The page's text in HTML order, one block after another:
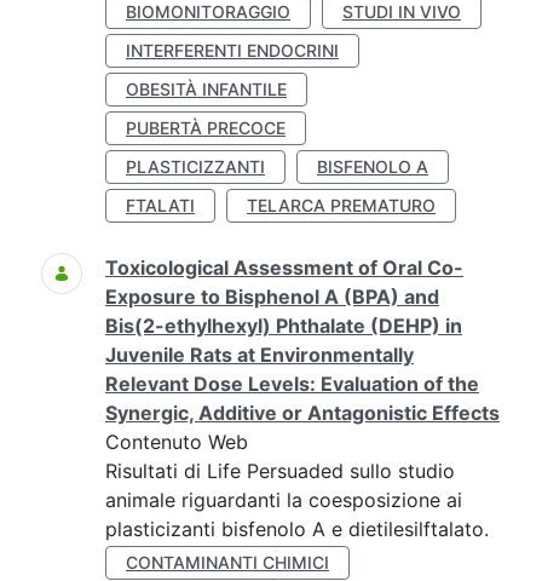
BIOMONITORAGGIO
STUDI IN VIVO
INTERFERENTI ENDOCRINI
OBESITÀ INFANTILE
PUBERTÀ PRECOCE
PLASTICIZZANTI
BISFENOLO A
FTALATI
TELARCA PREMATURO
Toxicological Assessment of Oral Co-
Exposure to Bisphenol A (BPA) and
Bis(2-ethylhexyl) Phthalate (DEHP) in
Juvenile Rats at Environmentally
Relevant Dose Levels: Evaluation of the
Synergic, Additive or Antagonistic Effects
Contenuto Web
Risultati di Life Persuaded sullo studio
animale riguardanti la coesposizione ai
plasticizanti bisfenolo A e dietilesilftalato.
CONTAMINANTI CHIMICI